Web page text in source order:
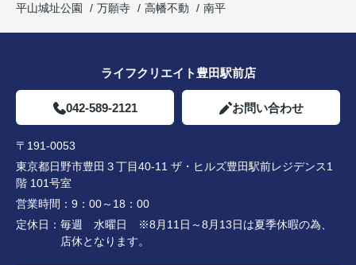
平山城址公園
万願寺 高幡不動 南平
ライフクリエイト豊田駅前店
042-589-2121 お問い合わせ
〒191-0053
東京都日野市豊田３丁目40-11 ザ・ヒルズ豊田駅前レジデンス1
階 101号室
営業時間： 9：00～18：00
定休日： 毎週 水曜日 ※8月11日～8月13日は夏季休暇の為、
店休となります。